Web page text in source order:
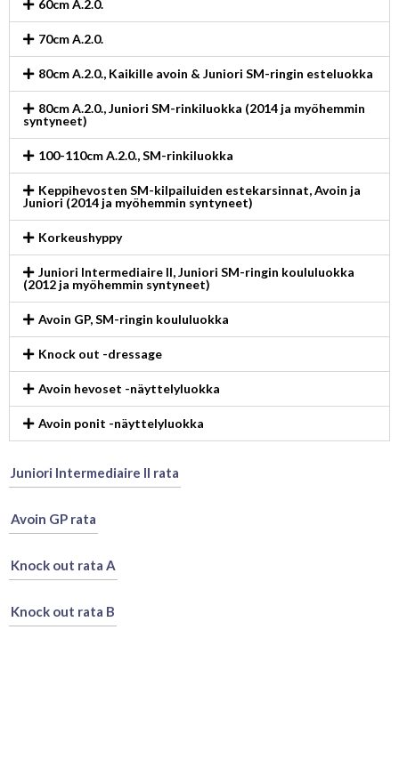
60cm A.2.0.
70cm A.2.0.
80cm A.2.0., Kaikille avoin & Juniori SM-ringin esteluokka
80cm A.2.0., Juniori SM-rinkiluokka (2014 ja myöhemmin
syntyneet)
100-110cm A.2.0., SM-rinkiluokka
Keppihevosten SM-kilpailuiden estekarsinnat, Avoin ja
Juniori (2014 ja myöhemmin syntyneet)
Korkeushyppy
Juniori Intermediaire II, Juniori SM-ringin koululuokka
(2012 ja myöhemmin syntyneet)
Avoin GP, SM-ringin koululuokka
Knock out -dressage
Avoin hevoset -näyttelyluokka
Avoin ponit -näyttelyluokka
Juniori Intermediaire II rata
Avoin GP rata
Knock out rata A
Knock out rata B